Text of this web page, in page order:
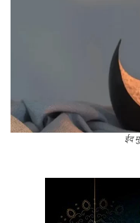
ईद